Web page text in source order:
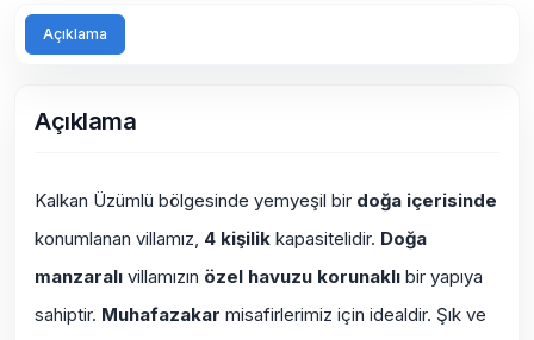
Açıklama
Açıklama
Kalkan Üzümlü bölgesinde yemyeşil bir doğa içerisinde
konumlanan villamız, 4 kişilik kapasitelidir. Doğa
manzaralı villamızın özel havuzu korunaklı bir yapıya
sahiptir. Muhafazakar misafirlerimiz için idealdir. Şık ve